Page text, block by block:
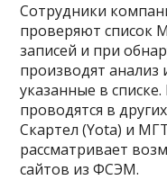
Сотрудники
проверяют список
записей и при
производят анализ
указанные в
проводятся в
Скартел (Yota) и
рассматривает
сайтов из ФСЭМ.